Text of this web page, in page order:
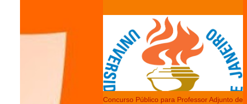
Concurso Público para Professor Adjunto de